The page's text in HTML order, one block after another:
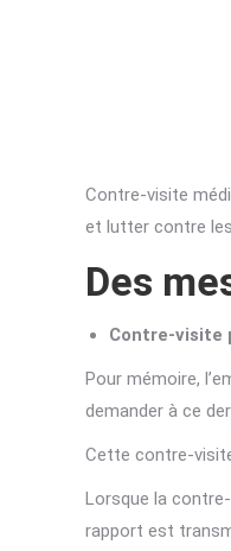
Contre-visite
et lutter contre
Des
Contre-visite
Pour mémoire,
demander à ce
Cette contre-
Lorsque la contre-
rapport est